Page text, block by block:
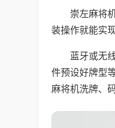
崇左麻将
装操作就能实
蓝牙或无
件预设好牌型
麻将机洗牌、